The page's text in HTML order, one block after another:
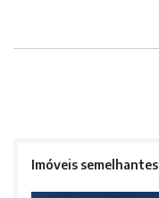
Imóveis semelhantes